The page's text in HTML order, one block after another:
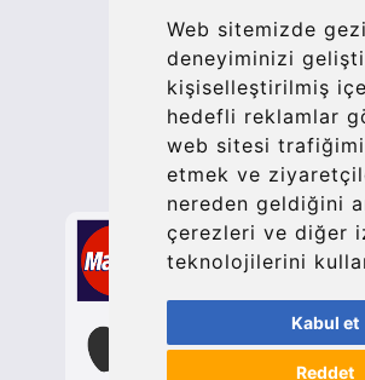
Web sitemizde
deneyiminizi
kişiselleştirilmiş
hedefli reklamlar
web sitesi
etmek ve
nereden geldiğini
çerezleri ve diğer
teknolojilerini
Kabul et
Reddet
Contact
Secure Payment with